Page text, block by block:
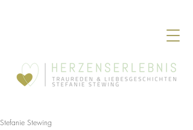
Stefanie Stewing